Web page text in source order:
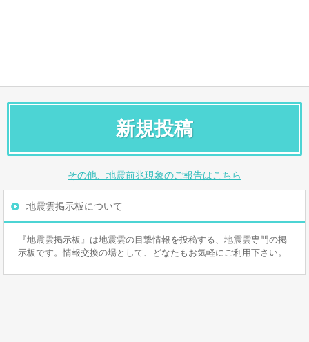
新規投稿
その他、地震前兆現象のご報告はこちら
地震雲掲示板について
『地震雲掲示板』は地震雲の目撃情報を投稿する、地震雲専門の掲
示板です。情報交換の場として、どなたもお気軽にご利用下さい。